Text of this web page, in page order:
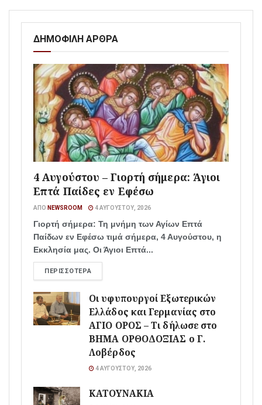
ΔΗΜΟΦΙΛΗ ΑΡΘΡΑ
4 Αυγούστου – Γιορτή σήμερα: Άγιοι
Επτά Παίδες εν Εφέσω
ΑΠΌ NEWSROOM 4 ΑΥΓΟΎΣΤΟΥ, 2026
Γιορτή σήμερα: Τη μνήμη των Αγίων Επτά
Παίδων εν Εφέσω τιμά σήμερα, 4 Αυγούστου, η
Εκκλησία μας. Οι Άγιοι Επτά...
ΠΕΡΙΣΣΌΤΕΡΑ
Οι υφυπουργοί Εξωτερικών
Ελλάδος και Γερμανίας στο
ΑΓΙΟ ΟΡΟΣ – Τι δήλωσε στο
ΒΗΜΑ ΟΡΘΟΔΟΞΙΑΣ ο Γ.
Λοβέρδος
4 ΑΥΓΟΎΣΤΟΥ, 2026
ΚΑΤΟΥΝΑΚΙΑ